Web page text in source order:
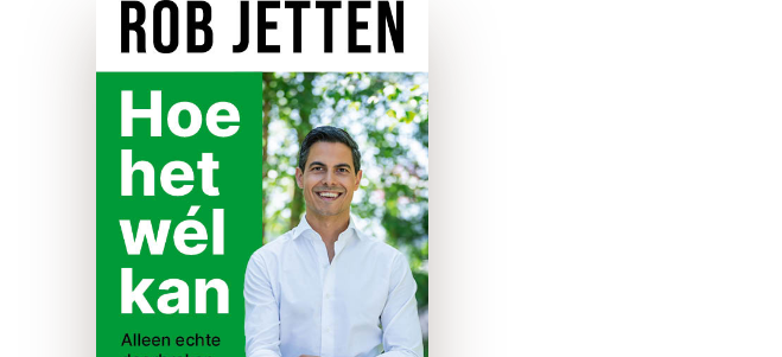
Hoe het wél kan
paperback
In Hoe het wél kan daagt Rob
Jetten de politiek uit om
weer groot te durven
dromen. Vanuit zijn reis van
bevlogen scholier tot
minister laat hij zien waarom
Nederland …